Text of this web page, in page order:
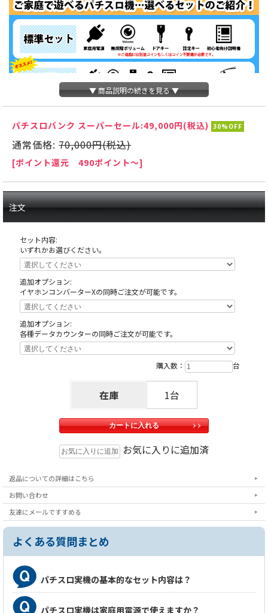
天井の木枠部分に島へ固定する為にホールが空けたネジ穴がありますが、これ
▼ 商品説明の続きを見る ▼
パチスロバンク スーパーセール:49,000円(税込) 30%OFF
通常価格: 70,000円(税込)
[ポイント還元 490ポイント～]
注文
セット内容:
いずれかお選びください。
追加オプション:
イヤホンコンバーターXの同時ご注文が可能です。
追加オプション:
各種データカウンターの同時ご注文が可能です。
購入数： 台
在庫 1台
お気に入りに追加済
返品についての詳細はこちら
お問い合わせ
友達にメールですすめる
よくある質問まとめ
パチスロ実機の基本的なセット内容は？
パチスロ実機は家庭用電源で使えますか？